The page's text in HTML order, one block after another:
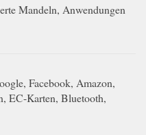
Mandeln, Anwendungen
Facebook, Amazon,
EC-Karten, Bluetooth,